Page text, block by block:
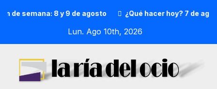
de semana: 8 y 9 de agosto ¿Qué hacer hoy? 7 de
Lun. Ago 10th, 2026